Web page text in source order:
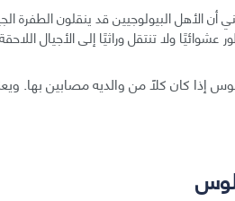
أن الأهل البيولوجيين قد ينقلون
ولا تنتقل وراثيًا إلى الأجيال
إذا كان كلًا من والديه مصابين